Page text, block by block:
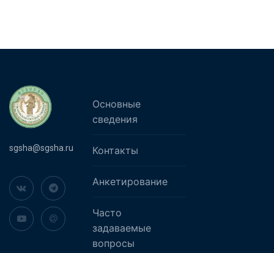
sgsha@sgsha.ru
Основные
сведения
Контакты
Анкетирование
Часто
задаваемые
вопросы